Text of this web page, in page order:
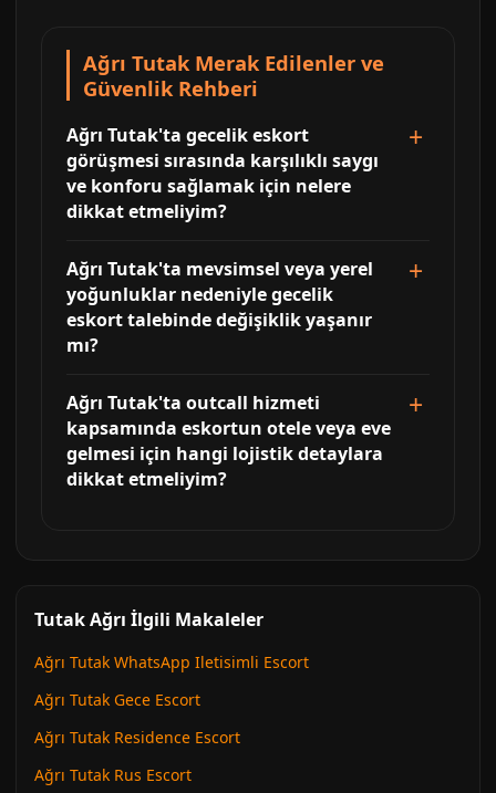
Ağrı Tutak Merak Edilenler ve
Güvenlik Rehberi
Ağrı Tutak'ta gecelik eskort
görüşmesi sırasında karşılıklı saygı
ve konforu sağlamak için nelere
dikkat etmeliyim?
Ağrı Tutak'ta mevsimsel veya yerel
yoğunluklar nedeniyle gecelik
eskort talebinde değişiklik yaşanır
mı?
Ağrı Tutak'ta outcall hizmeti
kapsamında eskortun otele veya eve
gelmesi için hangi lojistik detaylara
dikkat etmeliyim?
Tutak Ağrı İlgili Makaleler
Ağrı Tutak WhatsApp Iletisimli Escort
Ağrı Tutak Gece Escort
Ağrı Tutak Residence Escort
Ağrı Tutak Rus Escort